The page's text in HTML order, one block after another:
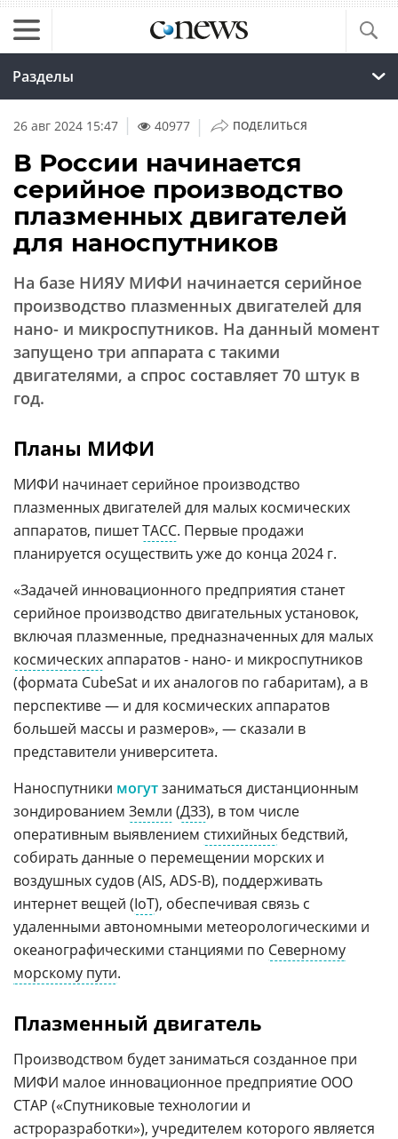
Разделы
26 авг 2024 15:47 40977 | ПОДЕЛИТЬСЯ
В России начинается
серийное производство
плазменных двигателей
для наноспутников
На базе НИЯУ МИФИ начинается серийное
производство плазменных двигателей для
нано- и микроспутников. На данный момент
запущено три аппарата с такими
двигателями, а спрос составляет 70 штук в
год.
Планы МИФИ
МИФИ начинает серийное производство
плазменных двигателей для малых космических
аппаратов, пишетТАСС. Первые продажи
планируется осуществить уже до конца 2024 г.
«Задачей инновационного предприятия станет
серийное производство двигательных установок,
включая плазменные, предназначенных для малых
космическихаппаратов - нано- и микроспутников
(формата CubeSat и их аналогов по габаритам), а в
перспективе — и для космических аппаратов
большей массы и размеров», — сказали в
представители университета.
Наноспутники могутзаниматься дистанционным
зондированием Земли (ДЗЗ), в том числе
оперативным выявлением стихийных бедствий,
собирать данные о перемещении морских и
воздушных судов (AIS, ADS-B), поддерживать
интернет вещей (IoT), обеспечивая связь с
удаленными автономными метеорологическими и
океанографическими станциями по Северному
морскому пути.
Плазменный двигатель
Производством будет заниматься созданное при
МИФИ малое инновационное предприятие ООО
СТАР («Спутниковые технологии и
астроразработки»), учредителем которого является